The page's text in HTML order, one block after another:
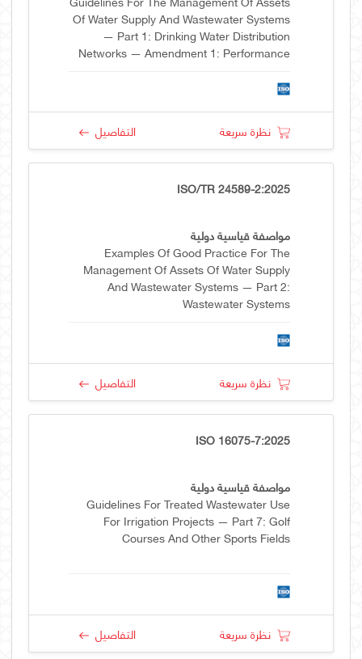
Of Water Supply And Wastewater Systems
— Part 1: Drinking Water Distribution
Networks — Amendment 1: Performance
Monitoring And Review With Additional
نظرة سريعة
التفاصيل
ISO/TR 24589-2:2025
مواصفة قياسية دولية
Examples Of Good Practice For The
Management Of Assets Of Water Supply
And Wastewater Systems — Part 2:
Wastewater Systems
نظرة سريعة التفاصيل
ISO 16075-7:2025
مواصفة قياسية دولية
Guidelines For Treated Wastewater Use
For Irrigation Projects — Part 7: Golf
Courses And Other Sports Fields
نظرة سريعة التفاصيل